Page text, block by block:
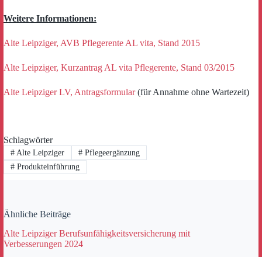
Weitere Informationen:
Alte Leipziger, AVB Pflegerente AL vita, Stand 2015
Alte Leipziger, Kurzantrag AL vita Pflegerente, Stand 03/2015
Alte Leipziger LV, Antragsformular(für Annahme ohne Wartezeit)
Schlagwörter
#Alte Leipziger #Pflegeergänzung
#Produkteinführung
Ähnliche Beiträge
Alte Leipziger Berufsunfähigkeitsversicherung mit
Verbesserungen 2024